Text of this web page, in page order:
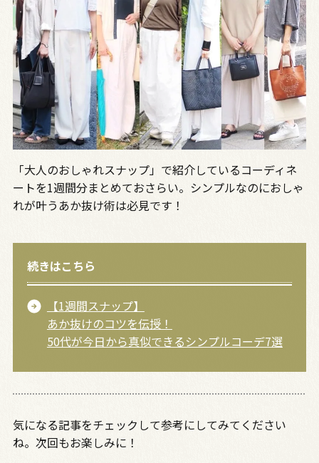
「大人のおしゃれスナップ」で紹介しているコーディネ
ートを1週間分まとめておさらい。シンプルなのにおしゃ
れが叶うあか抜け術は必見です！
続きはこちら
【1週間スナップ】
あか抜けのコツを伝授！
50代が今日から真似できるシンプルコーデ7選
気になる記事をチェックして参考にしてみてください
ね。次回もお楽しみに！